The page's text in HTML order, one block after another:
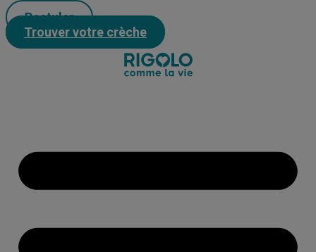
Postuler
Trouver votre crèche